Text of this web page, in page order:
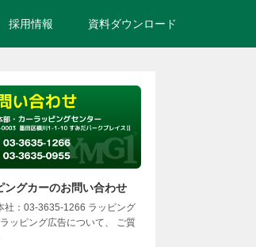
採用情報 資料ダウンロード
ングカーのお問い合わせ
社：03-3635-1266 ラッピング
ッピング広告について、 ご質